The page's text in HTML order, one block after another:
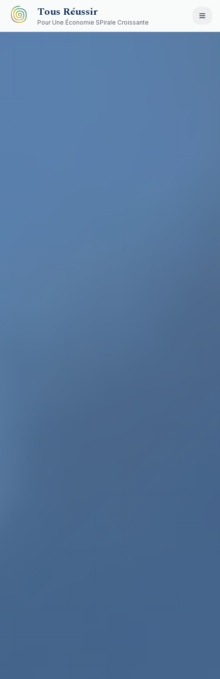
Aller au contenu principal
Tous Réussir
Pour Une Économie SPirale Croissante